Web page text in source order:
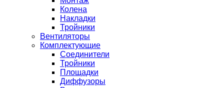
Колена
Накладки
Тройники
Вентиляторы
Комплектующие
Соединители
Тройники
Площадки
Диффузоры